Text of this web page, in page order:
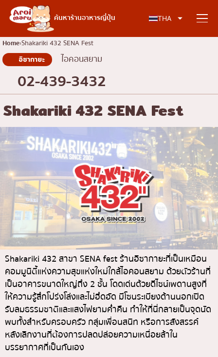
ค้นหาร้านอาหารญี่ปุ่น THA
อาหารญี่ปุ่น
ค้นหาร้านอาหาร
ค้นหาตามประเภทอาหาร
ซูชิ
ราเมง
ปิ้งย่างญี่ปุ่น/ยากินิกุ
คัตสึด้ง/ทงคัตสึ
ชาบูชาบู/สุกี้ยากี้
แกงกะหรี่ญี่ปุ่น
ไก่ย่างเสียบไม้สไตล์ญี่ปุ่น
โซบะ/อุด้ง
ขนมหวานญี่ปุ่น
เทมปุระ
โอมากาเสะ
ร้านอาหารญี่ปุ่นระดับพรีเมียม
ค้นหาตามพื้นที่
ธนบุรี
สยาม
ทองหล่อ
เอกมัย
พร้อมพงษ์
อโศก
อารีย์
สีลม
สาทร
อ่อนนุช
คอลัมน์ความรู้
บทความพิเศษ
บทความที่KOLแนะนำ
HomeShakariki 432 SENA Fest
อิซากายะ ไอคอนสยาม
02-439-3432
Shakariki 432 SENA Fest
Shakariki 432 สาขา SENA fest ร้านอิซากายะที่เป็นเหมือน
คอมมูนิตี้แห่งความสุขแห่งใหม่ใกล้ไอคอนสยาม ด้วยตัวร้านที่
เป็นอาคารขนาดใหญ่ถึง 2 ชั้น โดดเด่นด้วยดีไซน์เพดานสูงที่
ให้ความรู้สึกโปร่งโล่งและไม่อึดอัด มีโซนระเบียงด้านนอกเปิด
รับลมธรรมชาติและแสงไฟยามค่ำคืน ทำให้ที่นี่กลายเป็นจุดนัด
พบทั้งสำหรับครอบครัว กลุ่มเพื่อนสนิท หรือการสังสรรค์
หลังเลิกงานที่ต้องการปลดปล่อยความเหนื่อยล้าใน
บรรยากาศที่เป็นกันเอง